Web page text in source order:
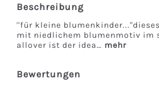
Beschreibung
''für kleine
mit niedlichem blumenmotiv im
allover ist der idea… mehr
Bewertungen